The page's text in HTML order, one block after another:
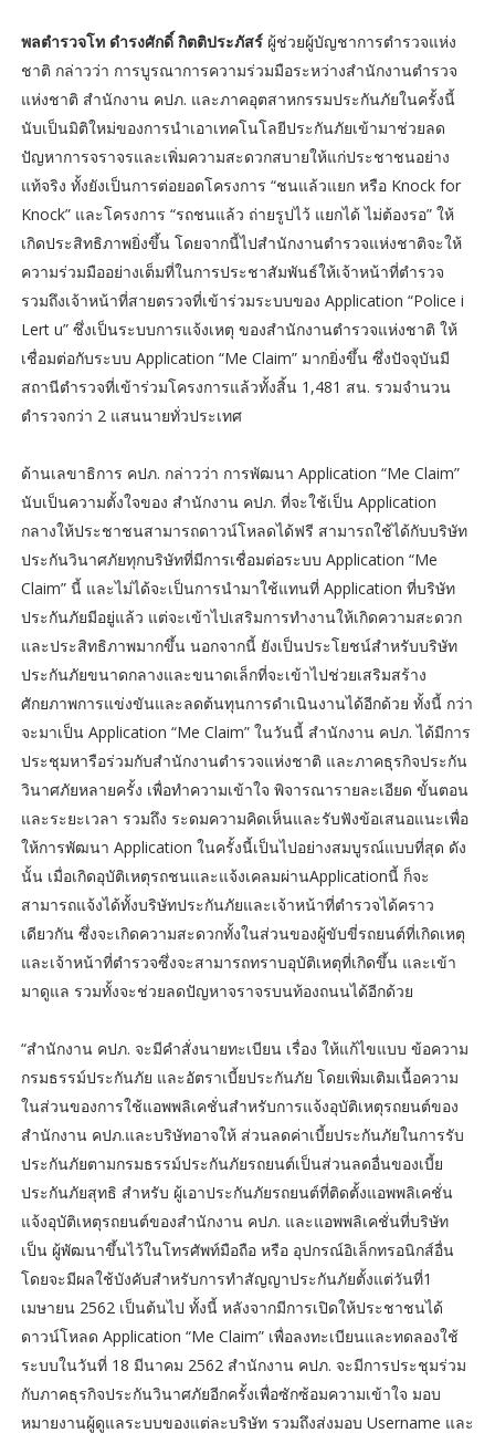
พลตำรวจโท ดำรงศักดิ์ กิตติประภัสร์ผู้ช่วยผู้บัญชาการตำรวจแห่ง
ชาติ กล่าวว่า การบูรณาการความร่วมมือระหว่างสำนักงานตำรวจ
แห่งชาติ สำนักงาน คปภ. และภาคอุตสาหกรรมประกันภัยในครั้งนี้
นับเป็นมิติใหม่ของการนำเอาเทคโนโลยีประกันภัยเข้ามาช่วยลด
ปัญหาการจราจรและเพิ่มความสะดวกสบายให้แก่ประชาชนอย่าง
แท้จริง ทั้งยังเป็นการต่อยอดโครงการ “ชนแล้วแยก หรือ Knock for
Knock” และโครงการ “รถชนแล้ว ถ่ายรูปไว้ แยกได้ ไม่ต้องรอ” ให้
เกิดประสิทธิภาพยิ่งขึ้น โดยจากนี้ไปสำนักงานตำรวจแห่งชาติจะให้
ความร่วมมืออย่างเต็มที่ในการประชาสัมพันธ์ให้เจ้าหน้าที่ตำรวจ
รวมถึงเจ้าหน้าที่สายตรวจที่เข้าร่วมระบบของ Application “Police i
Lert u” ซึ่งเป็นระบบการแจ้งเหตุ ของสำนักงานตำรวจแห่งชาติ ให้
เชื่อมต่อกับระบบ Application “Me Claim” มากยิ่งขึ้น ซึ่งปัจจุบันมี
สถานีตำรวจที่เข้าร่วมโครงการแล้วทั้งสิ้น 1,481 สน. รวมจำนวน
ตำรวจกว่า 2 แสนนายทั่วประเทศ
ด้านเลขาธิการ คปภ. กล่าวว่า การพัฒนา Application “Me Claim”
นับเป็นความตั้งใจของ สำนักงาน คปภ. ที่จะใช้เป็น Application
กลางให้ประชาชนสามารถดาวน์โหลดได้ฟรี สามารถใช้ได้กับบริษัท
ประกันวินาศภัยทุกบริษัทที่มีการเชื่อมต่อระบบ Application “Me
Claim” นี้ และไม่ได้จะเป็นการนำมาใช้แทนที่ Application ที่บริษัท
ประกันภัยมีอยู่แล้ว แต่จะเข้าไปเสริมการทำงานให้เกิดความสะดวก
และประสิทธิภาพมากขึ้น นอกจากนี้ ยังเป็นประโยชน์สำหรับบริษัท
ประกันภัยขนาดกลางและขนาดเล็กที่จะเข้าไปช่วยเสริมสร้าง
ศักยภาพการแข่งขันและลดต้นทุนการดำเนินงานได้อีกด้วย ทั้งนี้ กว่า
จะมาเป็น Application “Me Claim” ในวันนี้ สำนักงาน คปภ. ได้มีการ
ประชุมหารือร่วมกับสำนักงานตำรวจแห่งชาติ และภาคธุรกิจประกัน
วินาศภัยหลายครั้ง เพื่อทำความเข้าใจ พิจารณารายละเอียด ขั้นตอน
และระยะเวลา รวมถึง ระดมความคิดเห็นและรับฟังข้อเสนอแนะเพื่อ
ให้การพัฒนา Application ในครั้งนี้เป็นไปอย่างสมบูรณ์แบบที่สุด ดัง
นั้น เมื่อเกิดอุบัติเหตุรถชนและแจ้งเคลมผ่านApplicationนี้ ก็จะ
สามารถแจ้งได้ทั้งบริษัทประกันภัยและเจ้าหน้าที่ตำรวจได้คราว
เดียวกัน ซึ่งจะเกิดความสะดวกทั้งในส่วนของผู้ขับขี่รถยนต์ที่เกิดเหตุ
และเจ้าหน้าที่ตำรวจซึ่งจะสามารถทราบอุบัติเหตุที่เกิดขึ้น และเข้า
มาดูแล รวมทั้งจะช่วยลดปัญหาจราจรบนท้องถนนได้อีกด้วย
“สำนักงาน คปภ. จะมีคำสั่งนายทะเบียน เรื่อง ให้แก้ไขแบบ ข้อความ
กรมธรรม์ประกันภัย และอัตราเบี้ยประกันภัย โดยเพิ่มเติมเนื้อความ
ในส่วนของการใช้แอพพลิเคชั่นสำหรับการแจ้งอุบัติเหตุรถยนต์ของ
สำนักงาน คปภ.และบริษัทอาจให้ ส่วนลดค่าเบี้ยประกันภัยในการรับ
ประกันภัยตามกรมธรรม์ประกันภัยรถยนต์เป็นส่วนลดอื่นของเบี้ย
ประกันภัยสุทธิ สำหรับ ผู้เอาประกันภัยรถยนต์ที่ติดตั้งแอพพลิเคชั่น
แจ้งอุบัติเหตุรถยนต์ของสำนักงาน คปภ. และแอพพลิเคชั่นที่บริษัท
เป็น ผู้พัฒนาขึ้นไว้ในโทรศัพท์มือถือ หรือ อุปกรณ์อิเล็กทรอนิกส์อื่น
โดยจะมีผลใช้บังคับสำหรับการทำสัญญาประกันภัยตั้งแต่วันที่1
เมษายน 2562 เป็นต้นไป ทั้งนี้ หลังจากมีการเปิดให้ประชาชนได้
ดาวน์โหลด Application “Me Claim” เพื่อลงทะเบียนและทดลองใช้
ระบบในวันที่ 18 มีนาคม 2562 สำนักงาน คปภ. จะมีการประชุมร่วม
กับภาคธุรกิจประกันวินาศภัยอีกครั้งเพื่อซักซ้อมความเข้าใจ มอบ
หมายงานผู้ดูแลระบบของแต่ละบริษัท รวมถึงส่งมอบ Username และ